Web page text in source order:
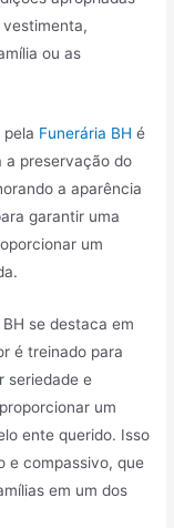
vestimenta,
ou as
Funerária BH é
a preservação do
a aparência
garantir uma
um
se destaca em
é treinado para
seriedade e
um
ente querido. Isso
e compassivo, que
em um dos